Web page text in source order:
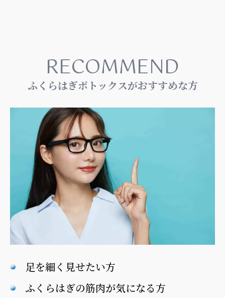
RECOMMEND
ふくらはぎボトックスがおすすめな方
足を細く見せたい方
ふくらはぎの筋肉が気になる方